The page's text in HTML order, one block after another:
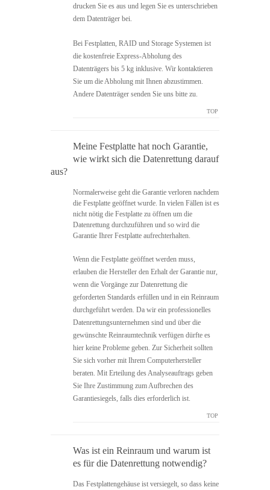
drucken Sie es aus und legen Sie es unterschrieben
dem Datenträger bei.
Bei Festplatten, RAID und Storage Systemen ist
die kostenfreie Express-Abholung des
Datenträgers bis 5 kg inklusive. Wir kontaktieren
Sie um die Abholung mit Ihnen abzustimmen.
Andere Datenträger senden Sie uns bitte zu.
TOP
Meine Festplatte hat noch Garantie,
wie wirkt sich die Datenrettung darauf
aus?
Normalerweise geht die Garantie verloren nachdem
die Festplatte geöffnet wurde. In vielen Fällen ist es
nicht nötig die Festplatte zu öffnen um die
Datenrettung durchzuführen und so wird die
Garantie Ihrer Festplatte aufrechterhalten.
Wenn die Festplatte geöffnet werden muss,
erlauben die Hersteller den Erhalt der Garantie nur,
wenn die Vorgänge zur Datenrettung die
geforderten Standards erfüllen und in ein Reinraum
durchgeführt werden. Da wir ein professionelles
Datenrettungsunternehmen sind und über die
gewünschte Reinraumtechnik verfügen dürfte es
hier keine Probleme geben. Zur Sicherheit sollten
Sie sich vorher mit Ihrem Computerhersteller
beraten. Mit Erteilung des Analyseauftrags geben
Sie Ihre Zustimmung zum Aufbrechen des
Garantiesiegels, falls dies erforderlich ist.
TOP
Was ist ein Reinraum und warum ist
es für die Datenrettung notwendig?
Das Festplattengehäuse ist versiegelt, so dass keine